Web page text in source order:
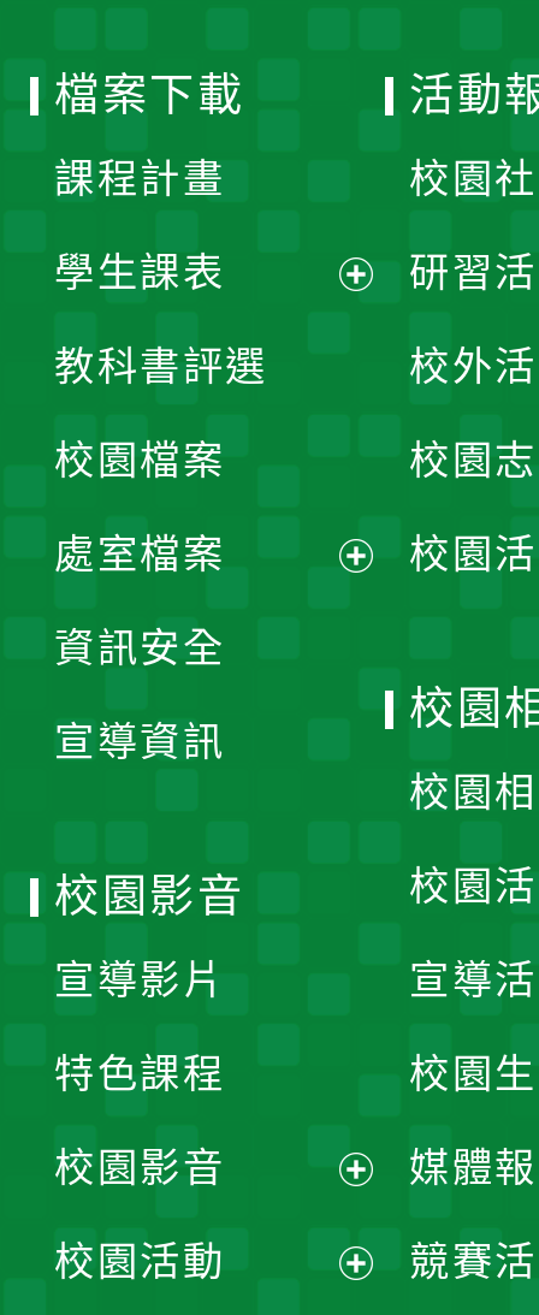
檔案下載
課程計畫
學生課表
單
教科書評選
校園檔案
處室檔案
資訊安全
宣導資訊
活動
校園
研習
校外
校園
校園
校園
校園
校園
宣導
校園
媒體
競賽
校園影音
宣導影片
特色課程
校園影音
開
校園活動